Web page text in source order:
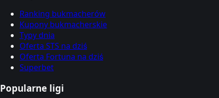
Ranking bukmacherów
Kupony bukmacherskie
Typy dnia
Oferta STS na dziś
Oferta Fortuna na dziś
Superbet
Popularne ligi